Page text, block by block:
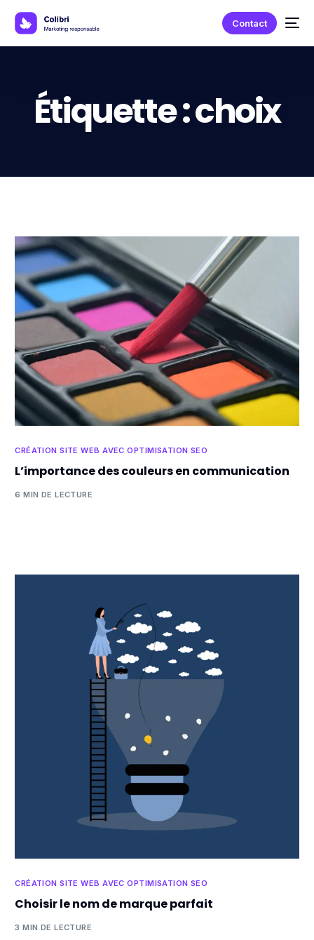
Contact
Étiquette :choix
CRÉATION SITE WEB AVEC OPTIMISATION SEO
L’importance des couleurs en communication
6 MIN DE LECTURE
CRÉATION SITE WEB AVEC OPTIMISATION SEO
Choisir le nom de marque parfait
3 MIN DE LECTURE